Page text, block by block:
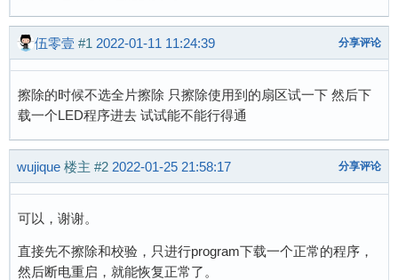
伍零壹 #1 2022-01-11 11:24:39 分享评论
擦除的时候不选全片擦除 只擦除使用到的扇区试一下 然后下
载一个LED程序进去 试试能不能行得通
wujique 楼主 #2 2022-01-25 21:58:17 分享评论
可以，谢谢。
直接先不擦除和校验，只进行program下载一个正常的程序，
然后断电重启，就能恢复正常了。